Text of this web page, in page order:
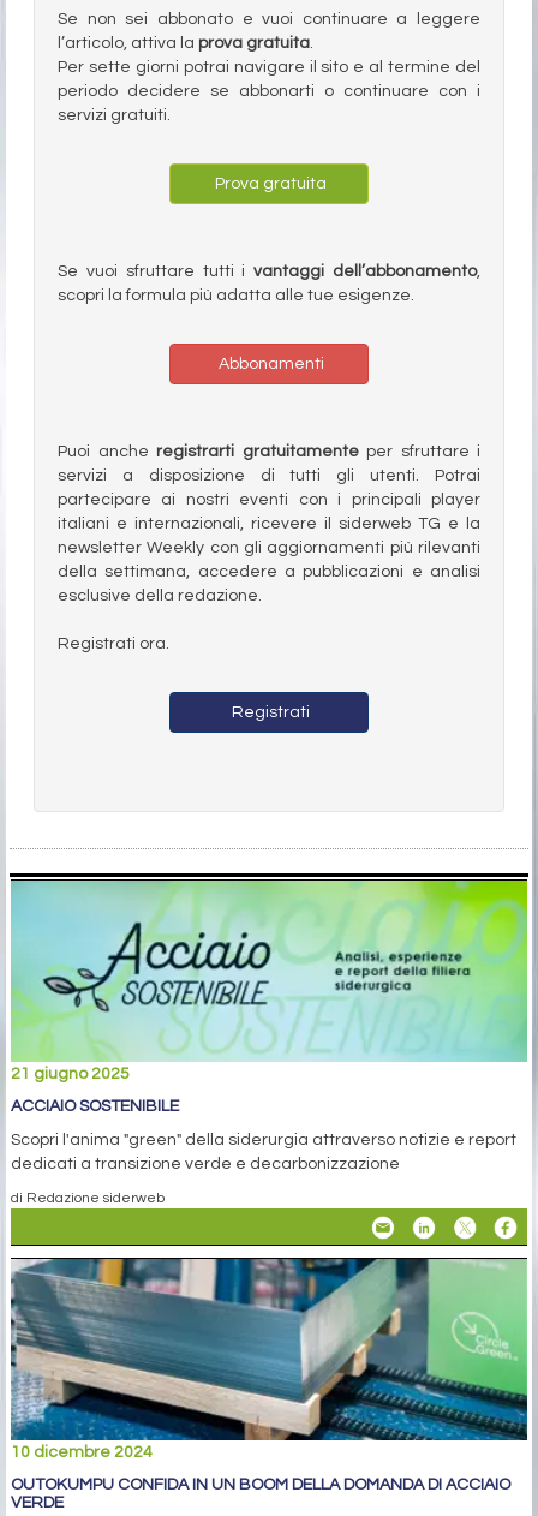
Se non sei abbonato e vuoi continuare a leggere
l’articolo, attiva la prova gratuita.
Per sette giorni potrai navigare il sito e al termine del
periodo decidere se abbonarti o continuare con i
servizi gratuiti.
Prova gratuita
Se vuoi sfruttare tutti ivantaggi dell’abbonamento,
scopri la formula più adatta alle tue esigenze.
Abbonamenti
Puoi anche registrarti gratuitamenteper sfruttare i
servizi a disposizione di tutti gli utenti. Potrai
partecipare ai nostri eventi con i principali player
italiani e internazionali, ricevere il siderweb TG e la
newsletter Weekly con gli aggiornamenti più rilevanti
della settimana, accedere a pubblicazioni e analisi
esclusive della redazione.
Registrati ora.
Registrati
21 giugno 2025
ACCIAIO SOSTENIBILE
Scopri l'anima "green" della siderurgia attraverso notizie e report
dedicati a transizione verde e decarbonizzazione
di Redazione siderweb
10 dicembre 2024
OUTOKUMPU CONFIDA IN UN BOOM DELLA DOMANDA DI ACCIAIO
VERDE